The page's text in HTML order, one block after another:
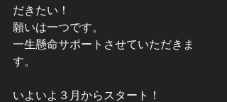
だきたい！
願いは一つです。
一生懸命サポートさせていただきま
す。
いよいよ３月からスタート！